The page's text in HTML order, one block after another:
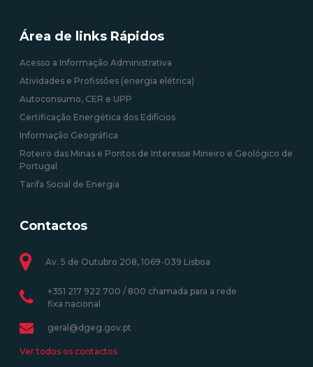
Área de links Rápidos
Acesso a Informação Administrativa
Atividades e Profissões (energia elétrica)
Autoconsumo, CER e UPP
Certificação Energética dos Edifícios
Informação Geográfica
Roteiro das Minas e Pontos de Interesse Mineiro e Geológico de
Portugal
Tarifa Social de Energia
Contactos
Av. 5 de Outubro 208, 1069-039 Lisboa
+351 217 922 700 / 800 chamada para a rede
fixa nacional
geral@dgeg.gov.pt
Ver todos os contactos